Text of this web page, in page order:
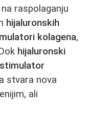
raspolaganju
hijaluronskih
kolagena,
hijaluronski
stimulator
stvara nova
ali